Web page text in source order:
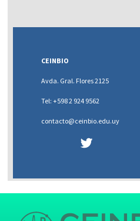
CEINBIO
Avda. Gral. Flores 2125
Tel: +598 2 924 9562
contacto@ceinbio.edu.uy